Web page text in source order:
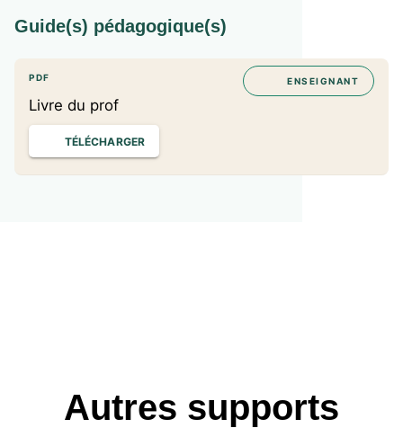
Guide(s) pédagogique(s)
PDF
Livre du prof
ENSEIGNANT
TÉLÉCHARGER
Autres supports